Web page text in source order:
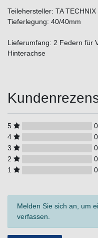
Teilehersteller: TA TECHNIX
Tieferlegung: 40/40mm
Lieferumfang: 2 Federn für
Hinterachse
5
0
4
0
3
0
2
0
1
0
Melden Sie sich an, um
verfassen.